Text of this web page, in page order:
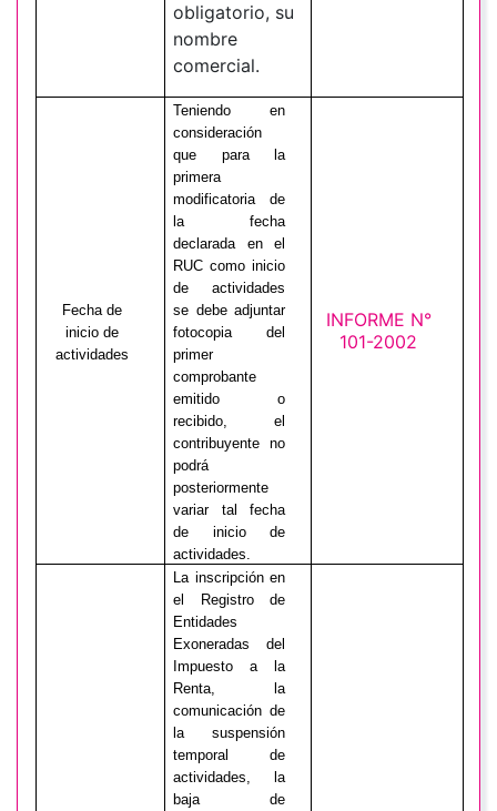
obligatorio, su
nombre
comercial.
Fecha de
inicio de
actividades
Teniendo en
consideración
que para la
primera
modificatoria de
la fecha
declarada en el
RUC como inicio
de actividades
se debe adjuntar
fotocopia del
primer
comprobante
emitido o
recibido, el
contribuyente no
podrá
posteriormente
variar tal fecha
de inicio de
actividades.
INFORME N°
101-2002
La inscripción en
el Registro de
Entidades
Exoneradas del
Impuesto a la
Renta, la
comunicación de
la suspensión
temporal de
actividades, la
baja de